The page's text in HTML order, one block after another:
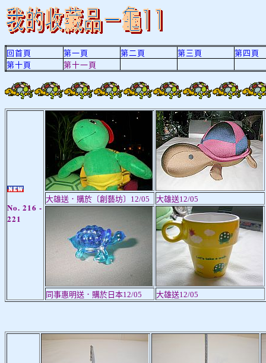
回首頁 第一頁 第二頁 第三頁
第四頁
第十頁
第十一頁
No. 216 -
221
大雄送．購於〔創藝坊〕12/05 大雄送12/05
同事惠明送．購於日本12/05 大雄送12/05